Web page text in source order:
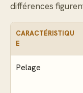
différences
CARACTÉRISTIQU
E
Pelage